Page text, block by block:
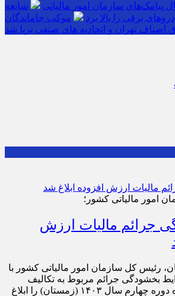
پیامک‌های سازمان امور مالیاتی
شایعه
برقی را بالا برد
موکب جاماندگان
اصناف تهران و اتحادیه های صنفی برپا شد
امور مالیاتی کشور؛
جرائم مالیات ارزش
رئیس‌ کل سازمان امور مالیاتی کشور با
بخشودگی جرائم مربوط به تکالیف
مالیات بر ارزش افزوده دوره چهارم سال ۱۴۰۳ (زمستان) را ابلاغ